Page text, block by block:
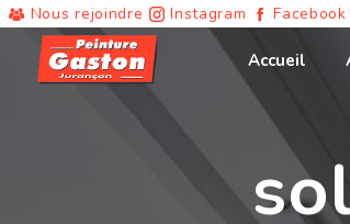
Nous rejoindre Instagram Facebook
Accueil
Panneau de gestion des cookies